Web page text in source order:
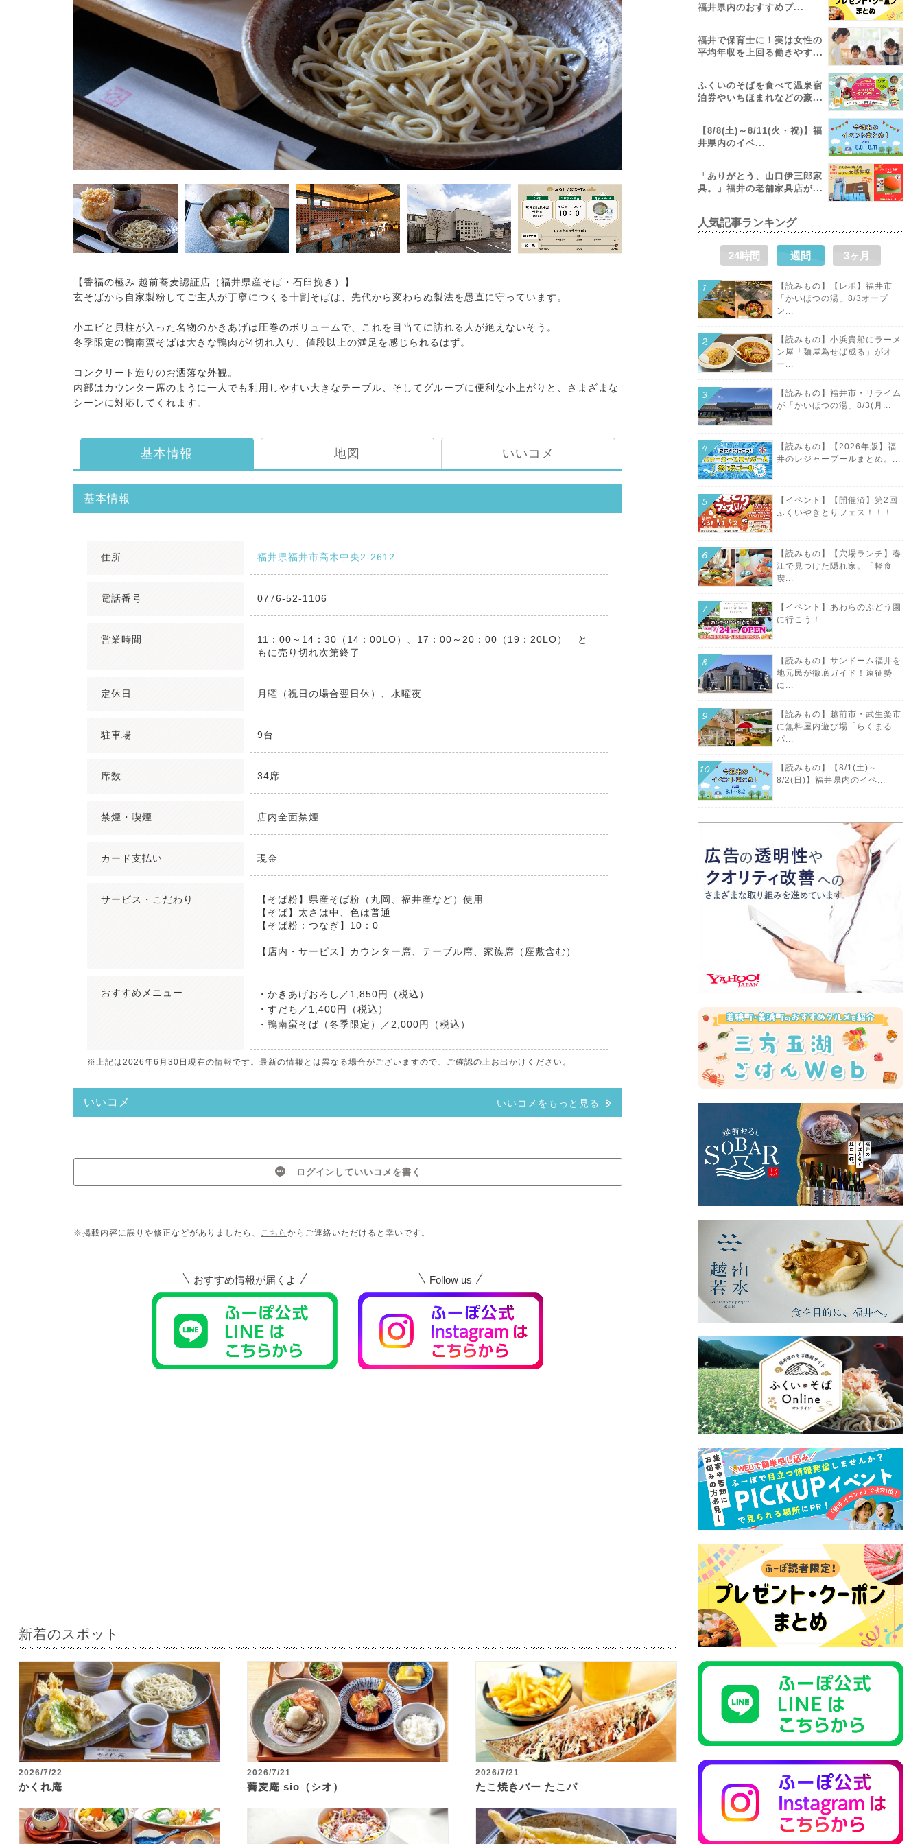
【香福の極み 越前蕎麦認証店（福井県産そば・石臼挽き）】
玄そばから自家製粉してご主人が丁寧につくる十割そばは、先代から変わらぬ製法を愚直に守っています。
小エビと貝柱が入った名物のかきあげは圧巻のボリュームで、これを目当てに訪れる人が絶えないそう。
冬季限定の鴨南蛮そばは大きな鴨肉が4切れ入り、値段以上の満足を感じられるはず。
コンクリート造りのお洒落な外観。
内部はカウンター席のように一人でも利用しやすい大きなテーブル、そしてグループに便利な小上がりと、さまざまな
シーンに対応してくれます。
基本情報 地図 いいコメ
基本情報
住所 福井県福井市高木中央2-2612
電話番号 0776-52-1106
営業時間
11：00～14：30（14：00LO）、17：00～20：00（19：20LO） と
もに売り切れ次第終了
定休日 月曜（祝日の場合翌日休）、水曜夜
駐車場 9台
席数 34席
禁煙・喫煙 店内全面禁煙
カード支払い 現金
サービス・こだわり
【そば粉】県産そば粉（丸岡、福井産など）使用
【そば】太さは中、色は普通
【そば粉：つなぎ】10：0
【店内・サービス】カウンター席、テーブル席、家族席（座敷含む）
おすすめ メニュー
・かきあげおろし／1,850円（税込）
・すだち／1,400円（税込）
・鴨南蛮そば（冬季限定）／2,000円（税込）
※上記は2026年6月30日現在の情報です。最新の情報とは異なる場合がございますので、ご確認の上お出かけください。
いいコメ いいコメをもっと見る
ログインしていいコメを書く
※掲載内容に誤りや修正などがありましたら、 こちら からご連絡いただけると幸いです。
おすすめ情報が届くよ Follow us
新着のスポット
2026/7/22
かくれ庵
2026/7/21
蕎麦庵 sio（シオ）
2026/7/21
たこ焼きバー たこパ
福井県内のおすすめプ...
福井で保育士に！実は女性の
平均年収を上回る働きやす...
ふくいのそばを食べて温泉宿
泊券やいちほまれなどの豪...
【8/8(土)～8/11(火・祝)】福
井県内のイベ...
「ありがとう、山口伊三郎家
具。」福井の老舗家具店が...
人気記事ランキング
24時間 週間 3ヶ月
【読みもの】【レポ】福井市
「かいほつの湯」8/3オープ
ン...
【読みもの】小浜貴船にラーメ
ン屋「麺屋為せば成る」がオ
ー...
【読みもの】福井市・リライム
が「かいほつの湯」8/3(月...
【読みもの】【2026年版】福
井のレジャープールまとめ。...
【イベント】【開催済】第2回
ふくいやきとりフェス！！！...
【読みもの】【穴場ランチ】春
江で見つけた隠れ家。「軽食
喫...
【イベント】あわらのぶどう園
に行こう！
【読みもの】サンドーム福井を
地元民が徹底ガイド！遠征勢
に...
【読みもの】越前市・武生楽市
に無料屋内遊び場「らくまる
パ...
【読みもの】【8/1(土)～
8/2(日)】福井県内のイベ...